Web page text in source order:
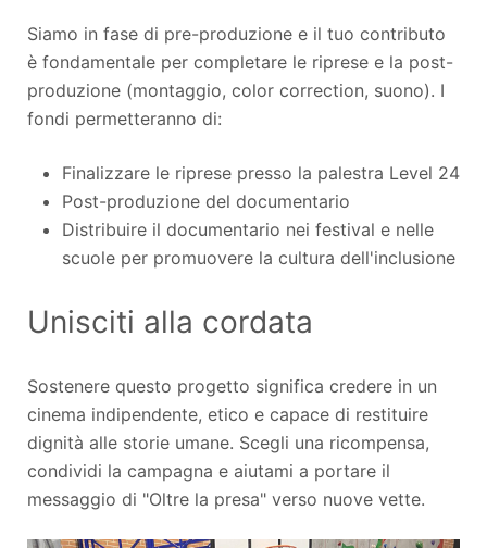
Siamo in fase di pre-produzione e il tuo contributo
è fondamentale per completare le riprese e la post-
produzione (montaggio, color correction, suono). I
fondi permetteranno di:
Finalizzare le riprese presso la palestra Level 24
Post-produzione del documentario
Distribuire il documentario nei festival e nelle
scuole per promuovere la cultura dell'inclusione
Unisciti alla cordata
Sostenere questo progetto significa credere in un
cinema indipendente, etico e capace di restituire
dignità alle storie umane. Scegli una ricompensa,
condividi la campagna e aiutami a portare il
messaggio di "Oltre la presa" verso nuove vette.